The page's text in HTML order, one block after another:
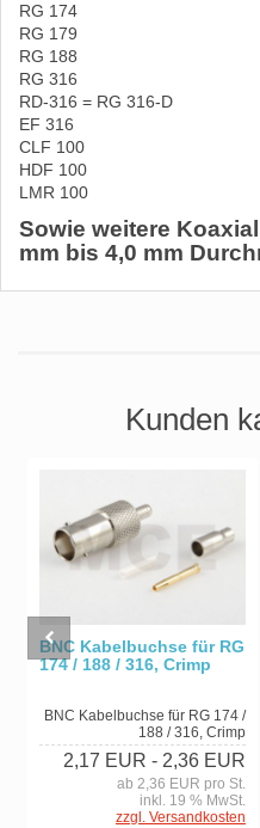
RG 174
RG 179
RG 188
RG 316
RD-316 = RG 316-D
EF 316
CLF 100
HDF 100
LMR 100
Sowie weitere
mm bis 4,0 mm
Kunden
BNC Kabelbuchse für RG
174 / 188 / 316, Crimp
BNC Kabelbuchse für RG 174 /
188 / 316, Crimp
2,17 EUR - 2,36 EUR
ab 2,36 EUR pro St.
inkl. 19 % MwSt.
zzgl. Versandkosten